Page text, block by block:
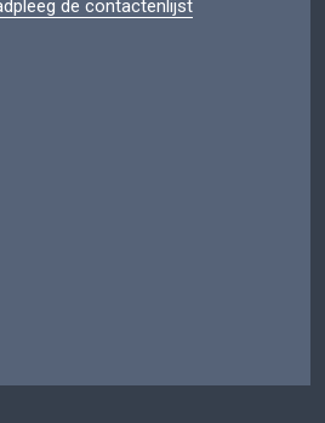
de contactenlijst